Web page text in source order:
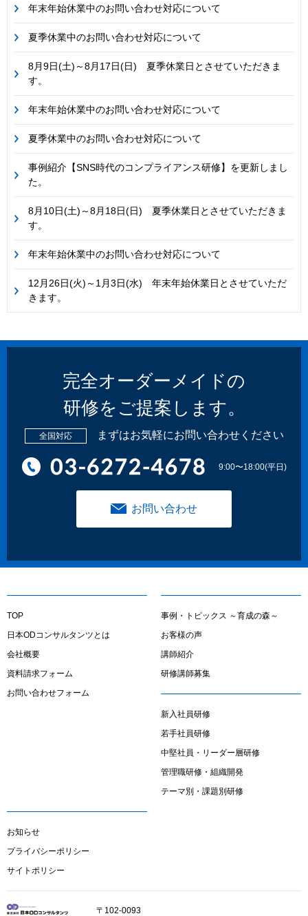
年末年始休業中のお問い合わせ対応について
夏季休業中のお問い合わせ対応について
8月9日(土)～8月17日(日) 夏季休業日とさせていただきま
す。
年末年始休業中のお問い合わせ対応について
夏季休業中のお問い合わせ対応について
事例紹介【SNS時代のコンプライアンス研修】を更新しまし
た。
8月10日(土)～8月18日(日) 夏季休業日とさせていただきま
す。
年末年始休業中のお問い合わせ対応について
12月26日(火)～1月3日(水) 年末年始休業日とさせていただ
きます。
完全オーダーメイドの
研修をご提案します。
全国対応 まずはお気軽にお問い合わせください
9:00〜18:00(平日)
お問い合わせ
TOP
日本ODコンサルタンツとは
会社概要
資料請求フォーム
お問い合わせフォーム
事例・トピックス ～育成の森～
お客様の声
講師紹介
研修講師募集
新入社員研修
若手社員研修
中堅社員・リーダー層研修
管理職研修・組織開発
テーマ別・課題別研修
お知らせ
プライバシーポリシー
サイトポリシー
〒102-0093